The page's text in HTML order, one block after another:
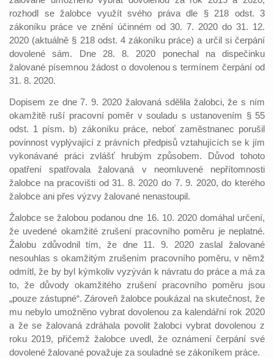
rozhodl se žalobce využít svého práva dle § 218 odst. 3
zákoníku práce ve znění účinném od 30. 7. 2020 do 31. 12.
2020 (aktuálně § 218 odst. 4 zákoníku práce) a určil si čerpání
dovolené sám. Dne 28. 8. 2020 ponechal na dispečinku
žalované písemnou žádost o dovolenou s termínem čerpání od
31. 8. 2020.
Dopisem ze dne 7. 9. 2020 žalovaná sdělila žalobci, že s ním
okamžitě ruší pracovní poměr v souladu s ustanovením § 55
odst. 1 písm. b) zákoníku práce, neboť zaměstnanec porušil
povinnost vyplývající z právních předpisů vztahujících se k jím
vykonávané práci zvlášť hrubým způsobem. Důvod tohoto
opatření spatřovala žalovaná v neomluvené nepřítomnosti
žalobce na pracovišti od 31. 8. 2020 do 7. 9. 2020, do kterého
žalobce ani přes výzvy žalované nenastoupil.
Žalobce se žalobou podanou dne 16. 10. 2020 domáhal určení,
že uvedené okamžité zrušení pracovního poměru je neplatné.
Žalobu zdůvodnil tím, že dne 11. 9. 2020 zaslal žalované
nesouhlas s okamžitým zrušením pracovního poměru, v němž
odmítl, že by byl kýmkoliv vyzýván k návratu do práce a má za
to, že důvody okamžitého zrušení pracovního poměru jsou
„pouze zástupné“. Zároveň žalobce poukázal na skutečnost, že
mu nebylo umožněno vybrat dovolenou za kalendářní rok 2020
a že se žalovaná zdráhala povolit žalobci vybrat dovolenou z
roku 2019, přičemž žalobce uvedl, že oznámení čerpání své
dovolené žalované považuje za souladné se zákoníkem práce.